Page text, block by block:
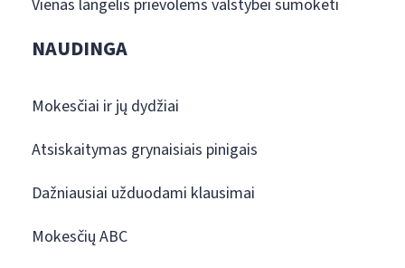
Vienas langelis prievolėms valstybei sumokėti
NAUDINGA
Mokesčiai ir jų dydžiai
Atsiskaitymas grynaisiais pinigais
Dažniausiai užduodami klausimai
Mokesčių ABC